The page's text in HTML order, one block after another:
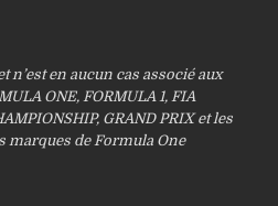
n’est en aucun cas associé aux
ONE, FORMULA 1, FIA
GRAND PRIX et les
marques de Formula One